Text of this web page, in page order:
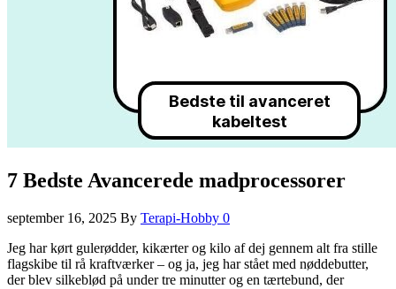
7 Bedste Avancerede madprocessorer
september 16, 2025 By Terapi-Hobby 0
Jeg har kørt gulerødder, kikærter og kilo af dej gennem alt fra stille
flagskibe til rå kraftværker – og ja, jeg har stået med nøddebutter,
der blev silkeblød på under tre minutter og en tærtebund, der